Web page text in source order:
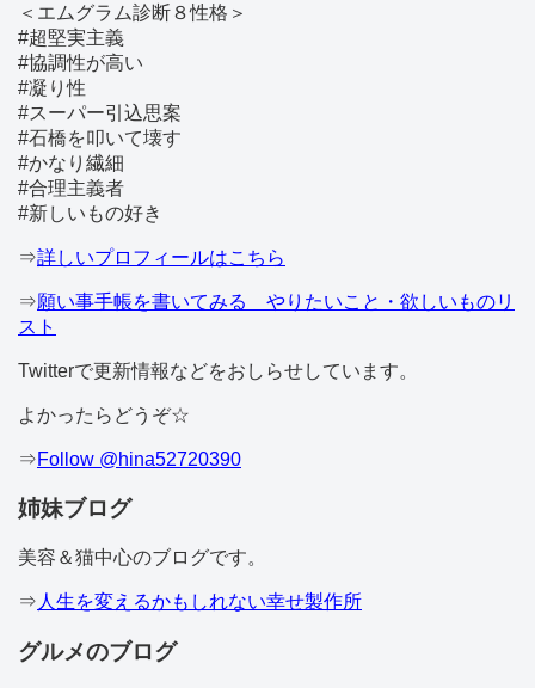
＜エムグラム診断８性格＞
#超堅実主義
#協調性が高い
#凝り性
#スーパー引込思案
#石橋を叩いて壊す
#かなり繊細
#合理主義者
#新しいもの好き
⇒詳しいプロフィールはこちら
⇒願い事手帳を書いてみる やりたいこと・欲しいものリ
スト
Twitterで更新情報などをおしらせしています。
よかったらどうぞ☆
⇒Follow @hina52720390
姉妹ブログ
美容＆猫中心のブログです。
⇒ 人生を変えるかもしれない幸せ製作所
グルメのブログ